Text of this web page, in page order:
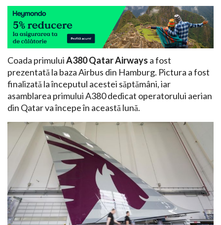
Coada primuluiA380 Qatar Airways a fost
prezentată la baza Airbus din Hamburg. Pictura a fost
finalizată la începutul acestei săptămâni, iar
asamblarea primului A380 dedicat operatorului aerian
din Qatar va începe în această lună.